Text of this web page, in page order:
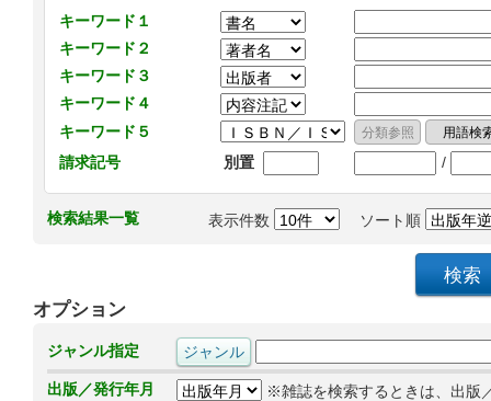
キーワード１
キーワード２
キーワード３
キーワード４
キーワード５
請求記号
別置 /
検索結果一覧 表示件数 ソート順
オプション
ジャンル指定
出版／発行年月
※雑誌を検索するときは、出版